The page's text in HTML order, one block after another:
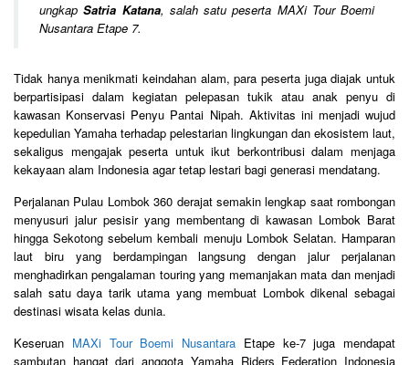
ungkapSatria Katana, salah satu peserta MAXi Tour Boemi
Nusantara Etape 7.
Tidak hanya menikmati keindahan alam, para peserta juga diajak untuk
berpartisipasi dalam kegiatan pelepasan tukik atau anak penyu di
kawasan Konservasi Penyu Pantai Nipah. Aktivitas ini menjadi wujud
kepedulian Yamaha terhadap pelestarian lingkungan dan ekosistem laut,
sekaligus mengajak peserta untuk ikut berkontribusi dalam menjaga
kekayaan alam Indonesia agar tetap lestari bagi generasi mendatang.
Perjalanan Pulau Lombok 360 derajat semakin lengkap saat rombongan
menyusuri jalur pesisir yang membentang di kawasan Lombok Barat
hingga Sekotong sebelum kembali menuju Lombok Selatan. Hamparan
laut biru yang berdampingan langsung dengan jalur perjalanan
menghadirkan pengalaman touring yang memanjakan mata dan menjadi
salah satu daya tarik utama yang membuat Lombok dikenal sebagai
destinasi wisata kelas dunia.
Keseruan MAXi Tour Boemi Nusantara Etape ke-7 juga mendapat
sambutan hangat dari anggota Yamaha Riders Federation Indonesia